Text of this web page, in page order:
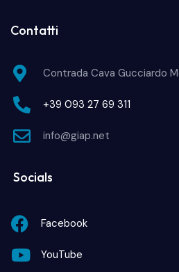
Contatti
Contrada Cava Gucciardo
+39 093 27 69 311
info@giap.net
Socials
Facebook
YouTube